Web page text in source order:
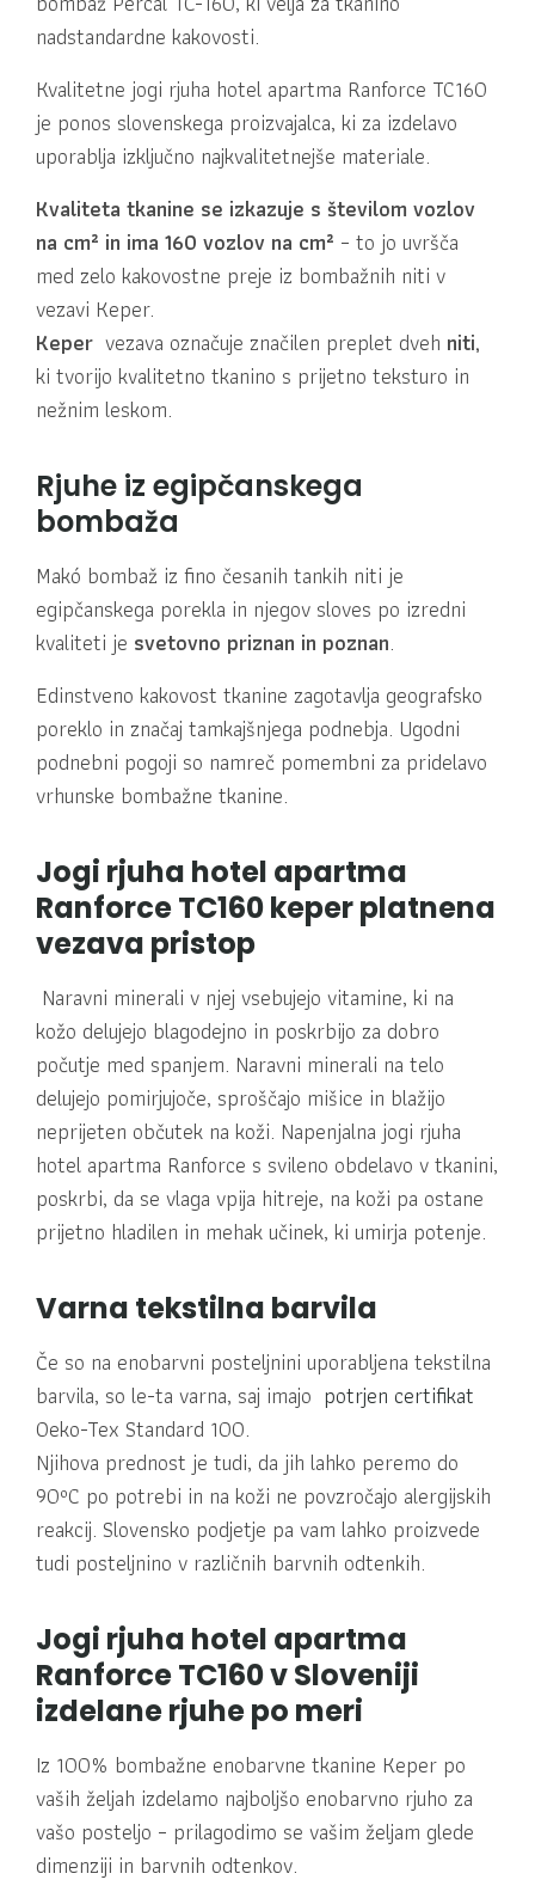
nadstandardne kakovosti.
Kvalitetne jogi rjuha hotel apartma Ranforce TC160
je ponos slovenskega proizvajalca, ki za izdelavo
uporablja izključno najkvalitetnejše materiale.
Kvaliteta tkanine se izkazuje s številom vozlov
na cm² in ima 160 vozlov na cm² – to jo uvršča
med zelo kakovostne preje iz bombažnih niti v
vezavi Keper.
Keper vezava označuje značilen preplet dveh niti,
ki tvorijo kvalitetno tkanino s prijetno teksturo in
nežnim leskom.
Rjuhe iz egipčanskega
bombaža
Makó bombaž iz fino česanih tankih niti je
egipčanskega porekla in njegov sloves po izredni
kvaliteti je svetovno priznan in poznan.
Edinstveno kakovost tkanine zagotavlja geografsko
poreklo in značaj tamkajšnjega podnebja. Ugodni
podnebni pogoji so namreč pomembni za pridelavo
vrhunske bombažne tkanine.
Jogi rjuha hotel apartma
Ranforce TC160 keper platnena
vezava pristop
Naravni minerali v njej vsebujejo vitamine, ki na
kožo delujejo blagodejno in poskrbijo za dobro
počutje med spanjem. Naravni minerali na telo
delujejo pomirjujoče, sproščajo mišice in blažijo
neprijeten občutek na koži. Napenjalna jogi rjuha
hotel apartma Ranforce s svileno obdelavo v tkanini,
poskrbi, da se vlaga vpija hitreje, na koži pa ostane
prijetno hladilen in mehak učinek, ki umirja potenje.
Varna tekstilna barvila
Če so na enobarvni posteljnini uporabljena tekstilna
barvila, so le-ta varna, saj imajo potrjen certifikat
Oeko-Tex Standard 100.
Njihova prednost je tudi, da jih lahko peremo do
90ºC po potrebi in na koži ne povzročajo alergijskih
reakcij. Slovensko podjetje pa vam lahko proizvede
tudi posteljnino v različnih barvnih odtenkih.
Jogi rjuha hotel apartma
Ranforce TC160 v Sloveniji
izdelane rjuhe po meri
Iz 100% bombažne enobarvne tkanine Keper po
vaših željah izdelamo najboljšo enobarvno rjuho za
vašo posteljo – prilagodimo se vašim željam glede
dimenziji in barvnih odtenkov.